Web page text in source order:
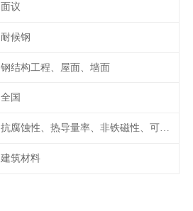
面议
耐候钢
钢结构工程、屋面、墙面
全国
抗腐蚀性、热导量率、非铁磁性、可加工性、可成形性、回收性
建筑材料